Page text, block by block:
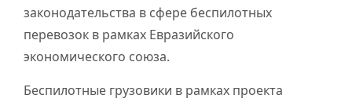
законодательства в сфере беспилотных
перевозок в рамках Евразийского
экономического союза.
Беспилотные грузовики в рамках проекта